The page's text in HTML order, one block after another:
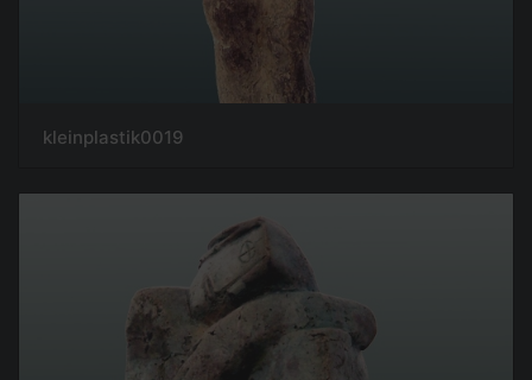
kleinplastik0019